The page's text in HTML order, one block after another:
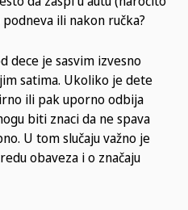
ili nakon ručka?
dece je sasvim izvesno
satima. Ukoliko je dete
ili pak uporno odbija
biti znaci da ne spava
U tom slučaju važno je
obaveza i o značaju